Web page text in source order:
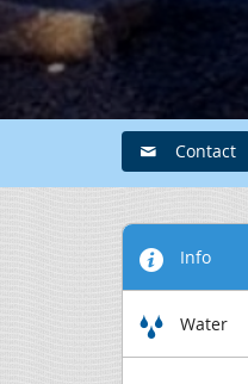
Contact
Info
Water